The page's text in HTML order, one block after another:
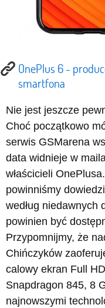
OnePlus 6 -
smartfona
Nie jest jeszcze
Choć początkowo
serwis GSMarena
data widnieje w
właścicieli
powinniśmy
według niedawnych
powinien być
Przypomnijmy, że
Chińczyków
calowy ekran Full
Snapdragon 845, 8
najnowszymi